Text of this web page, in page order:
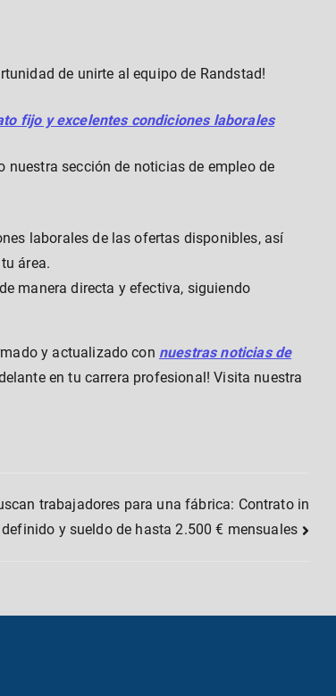
de unirte al equipo de Randstad!
fijo y excelentes condiciones laborales
sección de noticias de empleo de
laborales de las ofertas disponibles, así
área.
manera directa y efectiva, siguiendo
y actualizado con nuestras noticias de
en tu carrera profesional! Visita nuestra
trabajadores para una fábrica: Contrato in
definido y sueldo de hasta 2.500 € mensuales